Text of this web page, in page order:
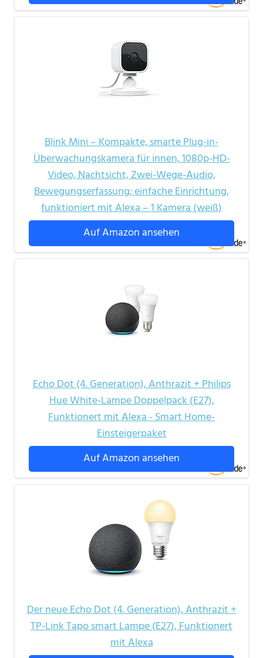
Blink Mini – Kompakte, smarte Plug-in-
Überwachungskamera für innen, 1080p-HD-
Video, Nachtsicht, Zwei-Wege-Audio,
Bewegungserfassung; einfache Einrichtung,
funktioniert mit Alexa – 1 Kamera (weiß)
Auf Amazon ansehen
Echo Dot (4. Generation), Anthrazit + Philips
Hue White-Lampe Doppelpack (E27),
Funktionert mit Alexa - Smart Home-
Einsteigerpaket
Auf Amazon ansehen
Der neue Echo Dot (4. Generation), Anthrazit +
TP-Link Tapo smart Lampe (E27), Funktionert
mit Alexa